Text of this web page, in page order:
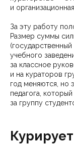
и
За эту работу
Размер суммы
учебного
за классное
и на кураторов
год меняются, но
педагога,
за группу